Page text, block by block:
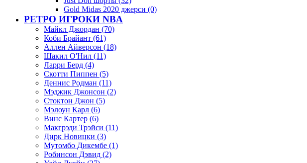
Gold Midas 2020 джерси (0)
РЕТРО ИГРОКИ NBA
Майкл Джордан (70)
Коби Брайант (61)
Аллен Айверсон (18)
Шакил О'Нил (11)
Ларри Берд (4)
Скотти Пиппен (5)
Деннис Родман (11)
Мэджик Джонсон (2)
Стоктон Джон (5)
Мэлоун Карл (6)
Винс Картер (6)
Макгрэди Трэйси (11)
Дирк Новицки (3)
Мутомбо Дикембе (1)
Робинсон Дэвид (2)